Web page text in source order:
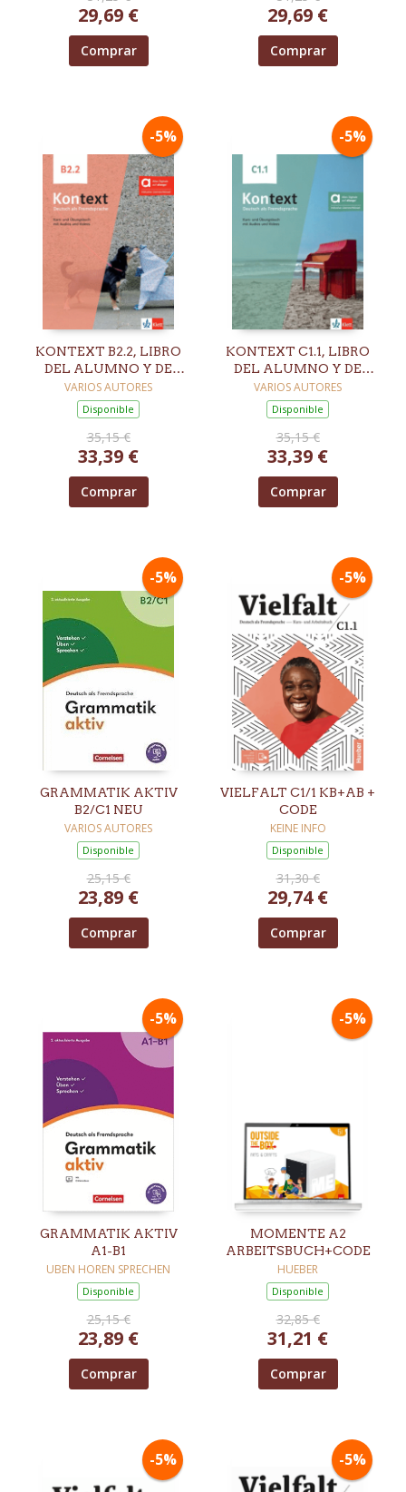
29,69 €
Comprar
29,69 €
Comprar
-5%
KONTEXT B2.2, LIBRO
DEL ALUMNO Y DE
EJERCICIOS EDICION
HIBRIDA ALLANGO
VARIOS AUTORES
Disponible
35,15 €
33,39 €
Comprar
-5%
KONTEXT C1.1, LIBRO
DEL ALUMNO Y DE
EJERCICIOS EDICION
HIBRIDA ALLANGO
VARIOS AUTORES
Disponible
35,15 €
33,39 €
Comprar
-5%
GRAMMATIK AKTIV
B2/C1 NEU
VARIOS AUTORES
Disponible
25,15 €
23,89 €
Comprar
-5%
VIELFALT C1/1 KB+AB +
CODE
KEINE INFO
Disponible
31,30 €
29,74 €
Comprar
-5%
GRAMMATIK AKTIV
A1-B1
UBEN HOREN SPRECHEN
Disponible
25,15 €
23,89 €
Comprar
-5%
MOMENTE A2
ARBEITSBUCH+CODE
HUEBER
Disponible
32,85 €
31,21 €
Comprar
-5% -5%